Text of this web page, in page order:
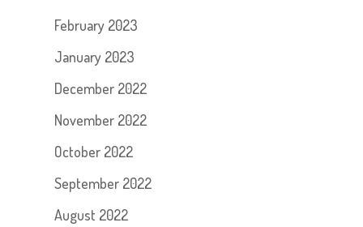
February 2023
January 2023
December 2022
November 2022
October 2022
September 2022
August 2022